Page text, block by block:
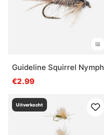
Guideline Squirrel Nymph
€2.99
Uitverkocht